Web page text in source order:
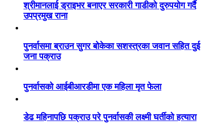
श्रीमानलाई ड्राइभर बनाएर सरकारी गाडीको दुरुपयोग गर्दै
उपप्रमुख राना
पुनर्वासमा ब्राउन सुगर बोकेका सशस्त्रका जवान सहित दुई
जना पक्राउ
पुनर्वासको आईबीआरडीमा एक महिला मृत फेला
डेढ महिनापछि पक्राउ परे पुनर्वासकी लक्ष्मी घर्तीको हत्यारा